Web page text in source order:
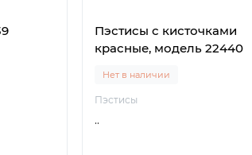
Пэстисы с кисточками
красные, модель 22440
Нет в наличии
Пэстисы
..